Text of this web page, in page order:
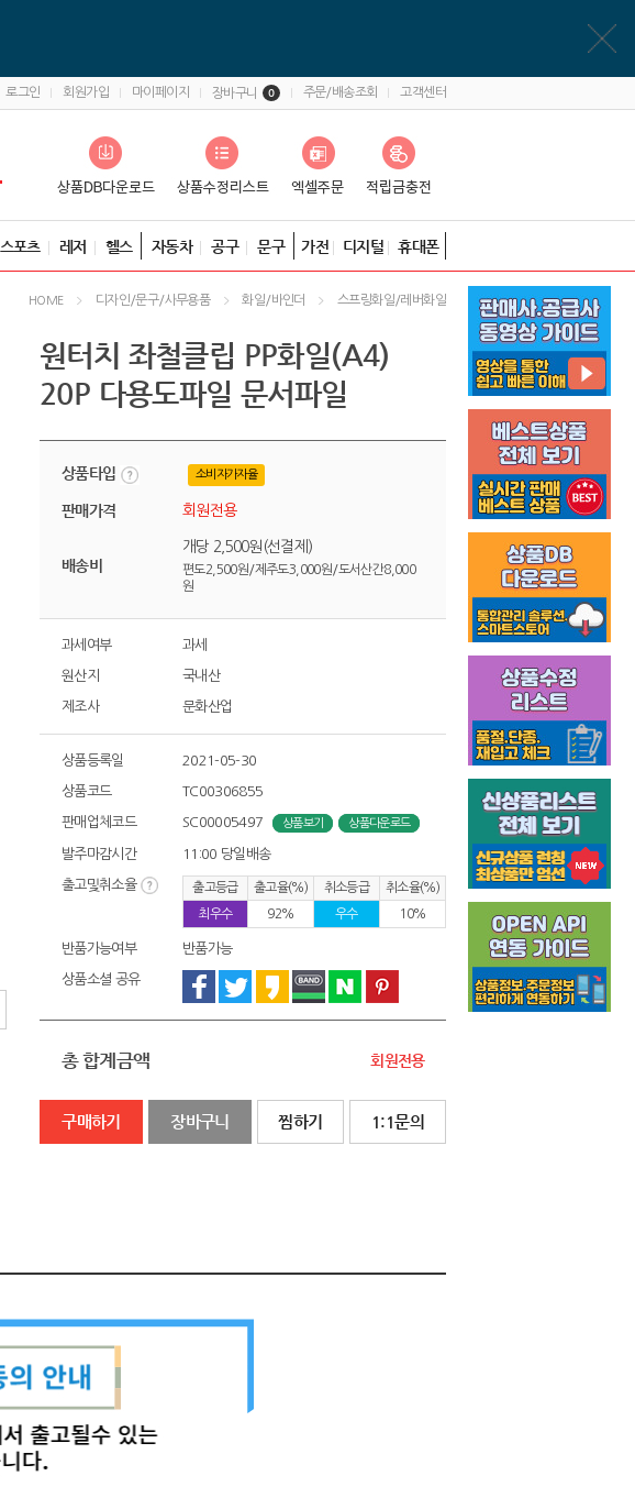
로그인 회원가입 마이페이지 장바구니 0 주문/배송조회 고객센터
스포츠 레저 헬스 자동차 공구 문구 가전 디지털 휴대폰
HOME 디자인/문구/사무용품 화일/바인더 스프링화일/레버화일
원터치 좌철클립 PP화일(A4)
20P 다용도파일 문서파일
상품타입 소비자가자율
판매가격 회원전용
배송비
개당 2,500원(선결제)
편도2,500원/제주도3,000원/도서산간8,000
원
과세여부 과세
원산지 국내산
제조사 문화산업
상품등록일 2021-05-30
상품코드 TC00306855
판매업체코드 SC00005497 상품보기 상품다운로드
발주마감시간 11:00 당일배송
출고및취소율 출고등급 출고율(%) 취소등급
취소율(%)
최우수
92% 우수 10%
반품가능여부 반품가능
상품소셜 공유
총 합계금액 회원전용
구매하기 장바구니 찜하기 1:1문의